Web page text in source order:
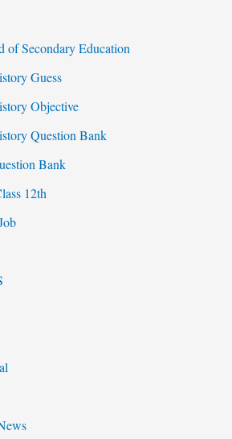
of Secondary Education
Guess
Objective
Question Bank
Bank
12th